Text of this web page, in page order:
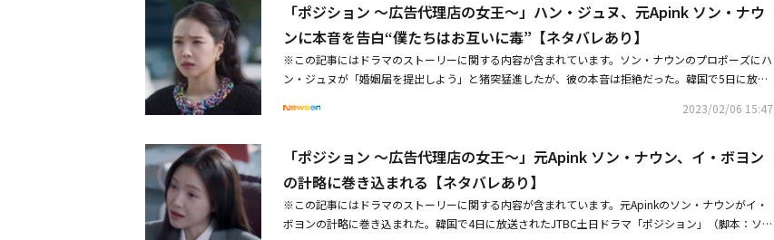
めには、頭を上げずに力の強い者の下にいなければならないのに。元気に暮らせ」という意味深長な
言葉を言って、車を運転して去っていった。尋常でない雰囲気を感じたユ・ジョンソクはすぐにコ・
アイン（イ・ボヨン）に電話し、「今すぐジョンミンの会社に行ってほしい」と頼んだ。そして実際
にチェ・ジョンミンは「今回の案件を取ればすぐ月給が出るだろう」と、期待する職員の声を聞い
いる時、コ・アインが後ろから現れた。コ・アインは「お前は何だ」と尋ねるチェ・ジョンミンに
ェ・ジョンミンはそんなコ・アインを「行け」と送り返そうとしたが、コ・アインは黙ってその場に
いた。チェ・ジョンミンは「お前のせいで死なないだろ」とし、「いったい私になぜそんなことをす
るんだ」と嘆いた。コ・アインは「まあ仕方ないし、どうせ死ぬなら血色をよくして死のう」とし、
チェ・ジョンミンに酒をおごると言った。そのようにして、屋上で2人きりでお酒を飲むようになっ
たコ・アインは、チェ・ジョンミンに自分が通う精神科の名刺を渡しながら相談を勧めた。
カン・ハンナは「今日から私たちは代理店の職員らしく、クリエイティブにやる。世間が作った秩序
や慣習、道理とかは全部無視してGO！ だから、パク次長はずっと私を好きでいて。私もずっと好き
だから」と言った。パク・ヨンウは真剣に「そんなことをしたら、全部奪われるかもしれない。時に
は諦めることも必要だ」と話したが、カン・ハンナは「私が世界を作ればいい。パク次長がいなけれ
ば、世界に私の味方などいない。だから私が言う通りにして」と求めた。
「ポジション ～広告代理店の女王～」ハン・ジュヌ、元Apink ソン・ナウ
ンに本音を告白“僕たちはお互いに毒”【ネタバレあり】
※この記事にはドラマのストーリーに関する内容が含まれています。ソン・ナウンのプロポーズにハ
ン・ジュヌが「婚姻届を提出しよう」と猪突猛進したが、彼の本音は拒絶だった。韓国で5日に放送
パク・ヨンウ（ハン・ジュヌ）に自身の気持ちを表現した。この日、ハンナはヨンウと相乗効果や融
じゃないかな。いや、私と融合しよう、結婚」と突然プロポーズをした。しかし、ヨンウの反応は思
ったより淡々としていた。付き合おうという言葉に「そうしよう。では今日から1日目」と答えた彼
は、結婚についてはしばらく黙ってから「僕について何を知っている？」と質問した。ハンナが「ク
ッパが好きで、母が買ってくれた靴を履いていて、元ボクシング選手で」と一つ一つ並べると、ヨン
ウは彼女に顔を近づけた。ハンナは彼と目を合わせ「まあ、仕事も上手でイケメンで、一緒にいれば
2023/02/06 15:47
「ポジション ～広告代理店の女王～」元Apink ソン・ナウン、イ・ボヨン
の計略に巻き込まれる【ネタバレあり】
※この記事にはドラマのストーリーに関する内容が含まれています。元Apinkのソン・ナウンがイ・
ボヨンの計略に巻き込まれた。韓国で4日に放送されたJTBC土日ドラマ「ポジション」（脚本：ソ